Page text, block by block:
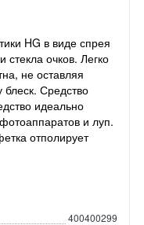
HG в виде спрея
стекла очков. Легко
не оставляя
блеск. Средство
идеально
и луп.
отполирует
400400299